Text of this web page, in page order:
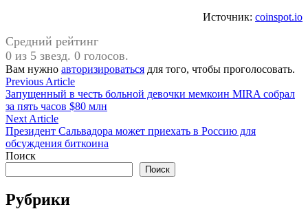
Источник: coinspot.io
Средний рейтинг
0 из 5 звезд. 0 голосов.
Вам нужно авторизироваться для того, чтобы проголосовать.
Навигация
по
записям
Previous ArticlePrevious
article:
Запущенный в честь больной девочки мемкоин MIRA собрал
за пять часов $80 млн
Next ArticleNext
article:
Президент Сальвадора может приехать в Россию для
обсуждения биткоина
Поиск
Поиск
Рубрики